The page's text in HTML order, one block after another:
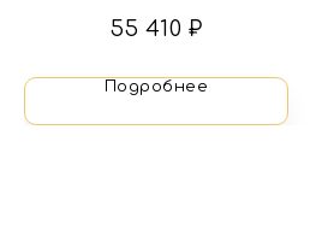
55 410 ₽
Подробнее